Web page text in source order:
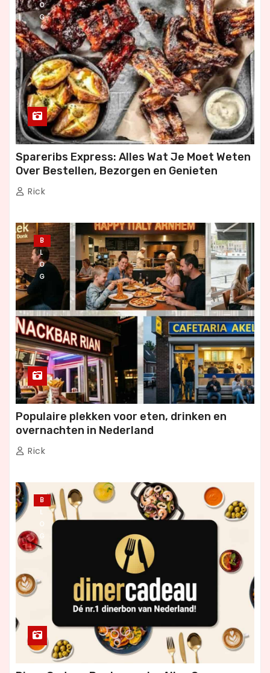
O
G
Spareribs Express: Alles Wat Je Moet Weten
Over Bestellen, Bezorgen en Genieten
Rick
B
L
O
G
Populaire plekken voor eten, drinken en
overnachten in Nederland
Rick
B
L
O
G